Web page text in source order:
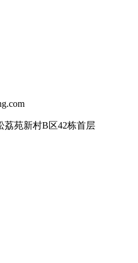
荔苑新村B区42栋首层